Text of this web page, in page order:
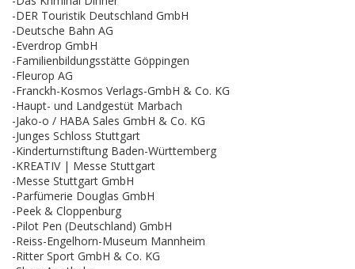
-DER Touristik Deutschland GmbH
-Deutsche Bahn AG
-Everdrop GmbH
-Familienbildungsstätte Göppingen
-Fleurop AG
-Franckh-Kosmos Verlags-GmbH & Co. KG
-Haupt- und Landgestüt Marbach
-Jako-o / HABA Sales GmbH & Co. KG
-Junges Schloss Stuttgart
-Kinderturnstiftung Baden-Württemberg
-KREATIV | Messe Stuttgart
-Messe Stuttgart GmbH
-Parfümerie Douglas GmbH
-Peek & Cloppenburg
-Pilot Pen (Deutschland) GmbH
-Reiss-Engelhorn-Museum Mannheim
-Ritter Sport GmbH & Co. KG